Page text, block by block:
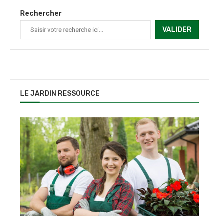
Rechercher
VALIDER
LE JARDIN RESSOURCE